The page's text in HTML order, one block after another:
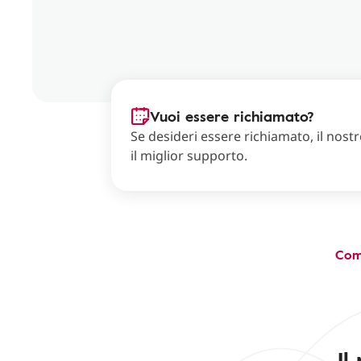
Vuoi essere richiamato?
Se desideri essere richiamato, il
il miglior supporto.